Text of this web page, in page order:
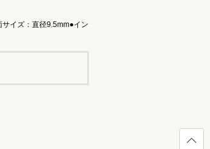
イズ：直径9.5mm●イン